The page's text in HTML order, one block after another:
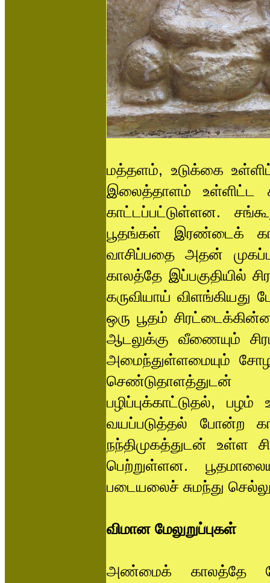
மத்தளம், உடுக்கை
இலைத்தாளம் உள்ளிட்ட
காட்டப்பட்டுள்ளன.
பூதங்கள் இரண்டைக்
வாசிப்பதை அதன்
காலத்தே இப்பகுதியில்
கருவியாய்
ஒரு பூதம்
ஆடலுக்கு வீணையும்
அமைந்துள்ளமையும்
செண்டுதாளத்துடன்
பழிப்புக்காட்டுதல்,
வயப்படுத்தல் போன்ற
நந்திமுகத்துடன் உள்ள
பெற்றுள்ளன.
படையலைச் சுமந்து
விமான மேலுறுப்புகள்
அண்மைக் காலத்தே